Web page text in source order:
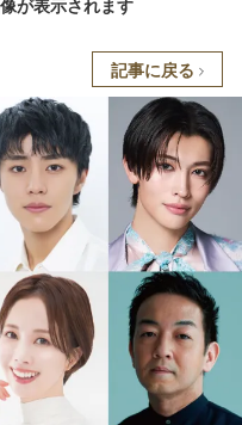
記事に戻る